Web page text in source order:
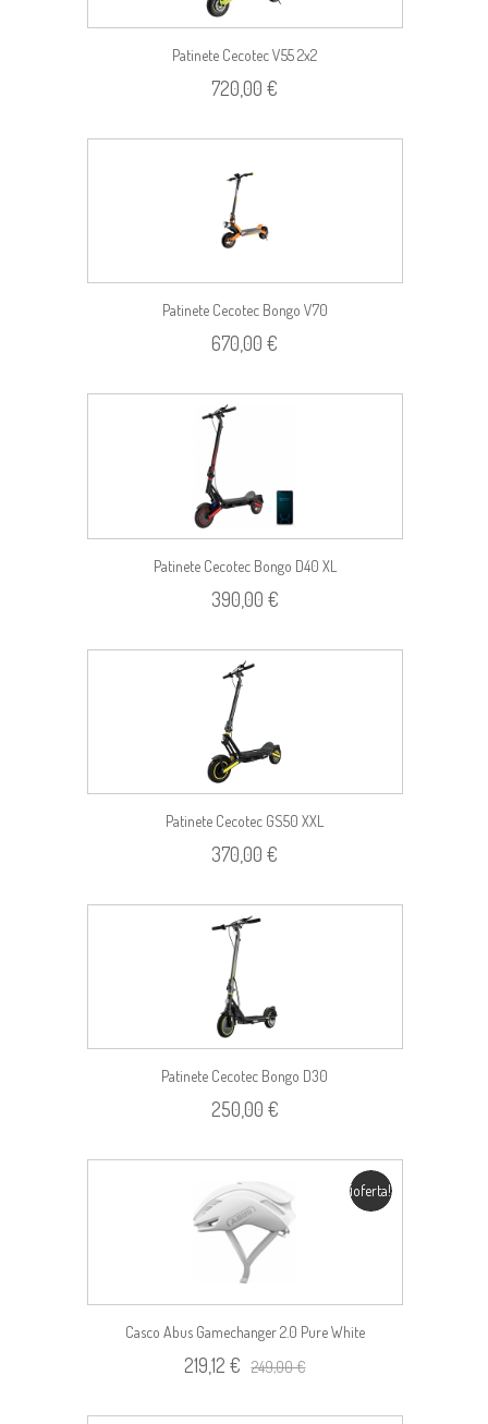
Patinete Cecotec V55 2x2
720,00 €
Patinete Cecotec Bongo V70
670,00 €
Patinete Cecotec Bongo D40 XL
390,00 €
Patinete Cecotec GS50 XXL
370,00 €
Patinete Cecotec Bongo D30
250,00 €
¡oferta!
Casco Abus Gamechanger 2.0 Pure White
219,12 € 249,00 €